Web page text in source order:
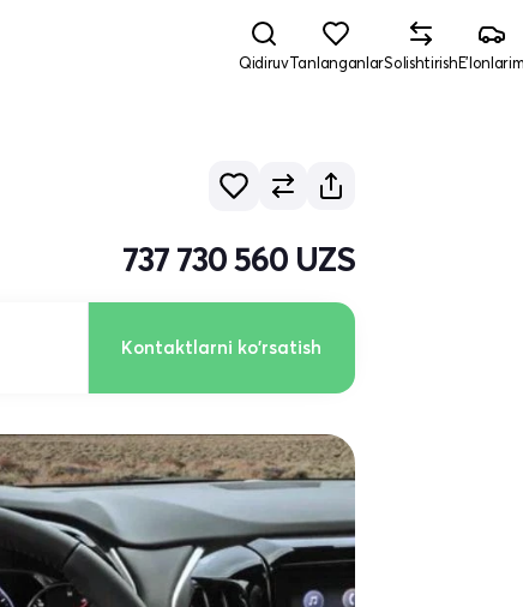
QidiruvTanlanganlarSolishtirishE'lonlarim
737 730 560 UZS
Kontaktlarni ko'rsatish